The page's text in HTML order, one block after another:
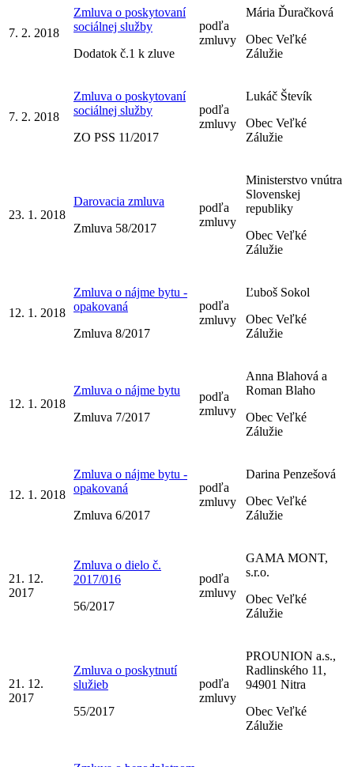
7. 2. 2018
Zmluva o poskytovaní
sociálnej služby
Dodatok č.1 k zluve
podľa
zmluvy
Mária Ďuračková
Obec Veľké
Zálužie
7. 2. 2018
Zmluva o poskytovaní
sociálnej služby
ZO PSS 11/2017
podľa
zmluvy
Lukáč Števík
Obec Veľké
Zálužie
23. 1. 2018
Darovacia zmluva
Zmluva 58/2017
podľa
zmluvy
Ministerstvo vnútra
Slovenskej
republiky
Obec Veľké
Zálužie
12. 1. 2018
Zmluva o nájme bytu -
opakovaná
Zmluva 8/2017
podľa
zmluvy
Ľuboš Sokol
Obec Veľké
Zálužie
12. 1. 2018
Zmluva o nájme bytu
Zmluva 7/2017
podľa
zmluvy
Anna Blahová a
Roman Blaho
Obec Veľké
Zálužie
12. 1. 2018
Zmluva o nájme bytu -
opakovaná
Zmluva 6/2017
podľa
zmluvy
Darina Penzešová
Obec Veľké
Zálužie
21. 12.
2017
Zmluva o dielo č.
2017/016
56/2017
podľa
zmluvy
GAMA MONT,
s.r.o.
Obec Veľké
Zálužie
21. 12.
2017
Zmluva o poskytnutí
služieb
55/2017
podľa
zmluvy
PROUNION a.s.,
Radlinského 11,
94901 Nitra
Obec Veľké
Zálužie